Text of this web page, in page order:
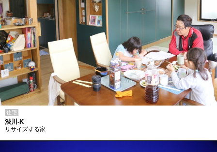
住宅
渋川-K
リサイズする家